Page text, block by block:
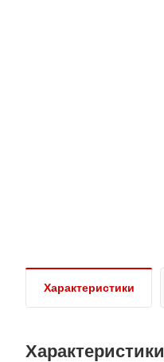
Характеристики
Характеристики